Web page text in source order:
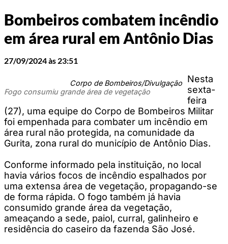
Bombeiros combatem incêndio
em área rural em Antônio Dias
27/09/2024 às 23:51
Corpo de Bombeiros/Divulgação
Fogo consumiu grande área de vegetação
Nesta
sexta-
feira
(27), uma equipe do Corpo de Bombeiros Militar
foi empenhada para combater um incêndio em
área rural não protegida, na comunidade da
Gurita, zona rural do município de Antônio Dias.
Conforme informado pela instituição, no local
havia vários focos de incêndio espalhados por
uma extensa área de vegetação, propagando-se
de forma rápida. O fogo também já havia
consumido grande área da vegetação,
ameaçando a sede, paiol, curral, galinheiro e
residência do caseiro da fazenda São José.